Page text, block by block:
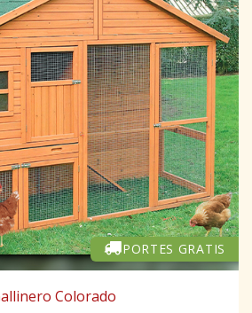
PORTES GRATIS
Colorado